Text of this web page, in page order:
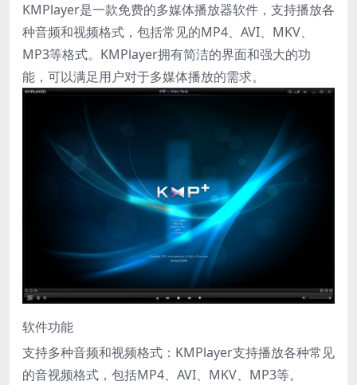
KMPlayer是一款免费的多媒体播放器软件，支持播放各
种音频和视频格式，包括常见的MP4、AVI、MKV、
MP3等格式。KMPlayer拥有简洁的界面和强大的功
能，可以满足用户对于多媒体播放的需求。
软件功能
支持多种音频和视频格式：KMPlayer支持播放各种常见
的音视频格式，包括MP4、AVI、MKV、MP3等。